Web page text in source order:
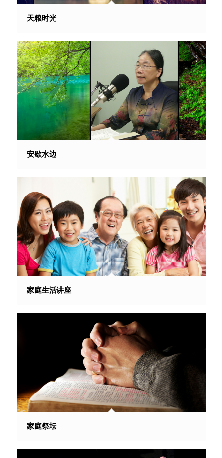
天粮时光
安歇水边
家庭生活讲座
家庭祭坛